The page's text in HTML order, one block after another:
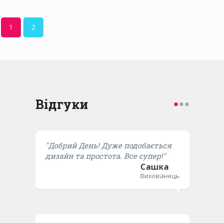
1 2
Відгуки
"Добрий День! Дуже подобається
дизайн та простота. Все супер!"
Сашка
Вихованець